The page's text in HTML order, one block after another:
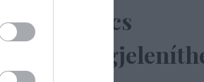
Nincs